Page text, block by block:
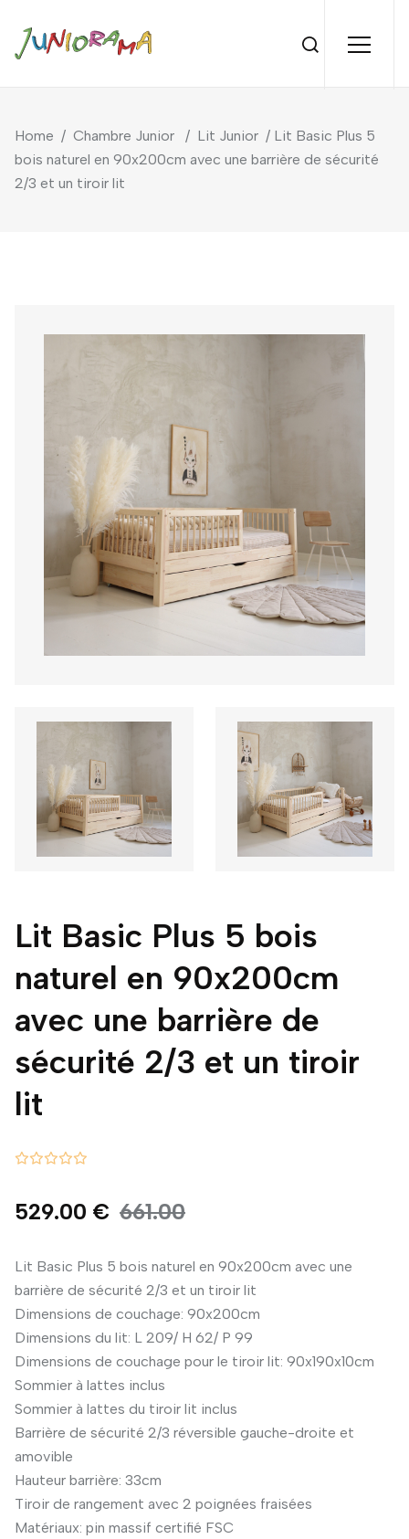
Home / Chambre Junior / Lit Junior / Lit Basic Plus 5
bois naturel en 90x200cm avec une barrière de sécurité
2/3 et un tiroir lit
Lit Basic Plus 5 bois
naturel en 90x200cm
avec une barrière de
sécurité 2/3 et un tiroir
lit
529.00 € 661.00
Lit Basic Plus 5 bois naturel en 90x200cm avec une
barrière de sécurité 2/3 et un tiroir lit
Dimensions de couchage: 90x200cm
Dimensions du lit: L 209/ H 62/ P 99
Dimensions de couchage pour le tiroir lit: 90x190x10cm
Sommier à lattes inclus
Sommier à lattes du tiroir lit inclus
Barrière de sécurité 2/3 réversible gauche-droite et
amovible
Hauteur barrière: 33cm
Tiroir de rangement avec 2 poignées fraisées
Matériaux: pin massif certifié FSC